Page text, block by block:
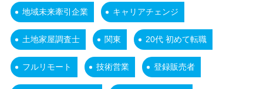
地域未来牽引企業 キャリアチェンジ
土地家屋調査士 関東 20代 初めて転職
フルリモート 技術営業 登録販売者